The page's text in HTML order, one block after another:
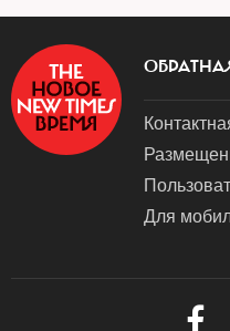
Для